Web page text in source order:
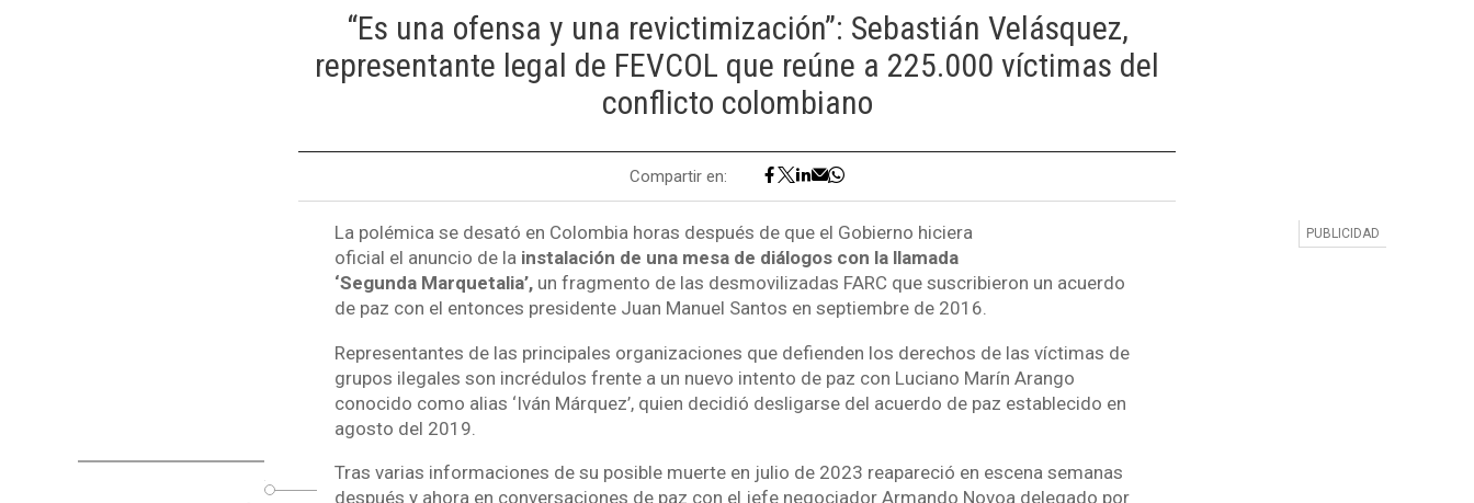
“Es una ofensa y una revictimización”: Sebastián Velásquez,
representante legal de FEVCOL que reúne a 225.000 víctimas del
conflicto colombiano
Compartir en:
La polémica se desató en Colombia horas después de que el Gobierno hiciera
oficial el anuncio de la instalación de una mesa de diálogos con la llamada
‘Segunda Marquetalia’,un fragmento de las desmovilizadas FARC que suscribieron un acuerdo
de paz con el entonces presidente Juan Manuel Santos en septiembre de 2016.
Representantes de las principales organizaciones que defienden los derechos de las víctimas de
grupos ilegales son incrédulos frente a un nuevo intento de paz con Luciano Marín Arango
conocido como alias ‘Iván Márquez’, quien decidió desligarse del acuerdo de paz establecido en
agosto del 2019.
Tras varias informaciones de su posible muerte en julio de 2023 reapareció en escena semanas
después y ahora en conversaciones de paz con el jefe negociador Armando Novoa delegado por